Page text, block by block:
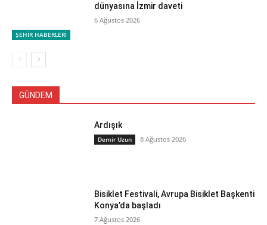
ŞEHİR HABERLERİ
dünyasına İzmir daveti
6 Ağustos 2026
GÜNDEM
Ardışık
Demir Uzun 8 Ağustos 2026
Bisiklet Festivali, Avrupa Bisiklet Başkenti
Konya’da başladı
7 Ağustos 2026